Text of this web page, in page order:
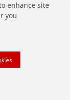
enhance site
you